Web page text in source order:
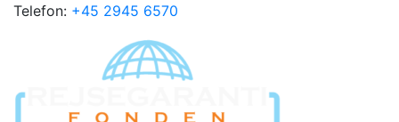
Telefon: +45 2945 6570